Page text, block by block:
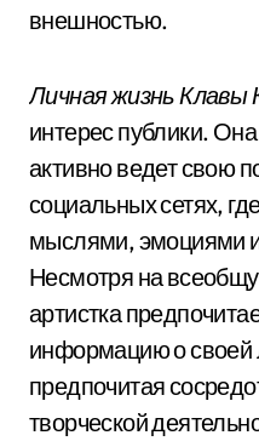
внешностью.
Личная жизнь Клавы
интерес публики.
активно ведет свою
социальных сетях,
мыслями, эмоциями
Несмотря на
артистка
информацию о своей
предпочитая
творческой